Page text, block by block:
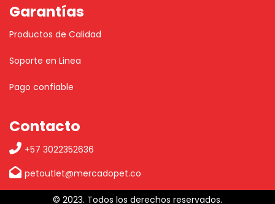
Garantías
Productos de Calidad
Soporte en Linea
Pago confiable
Contacto
+57 3022352636
petoutlet@mercadopet.co
© 2023. Todos los derechos reservados.